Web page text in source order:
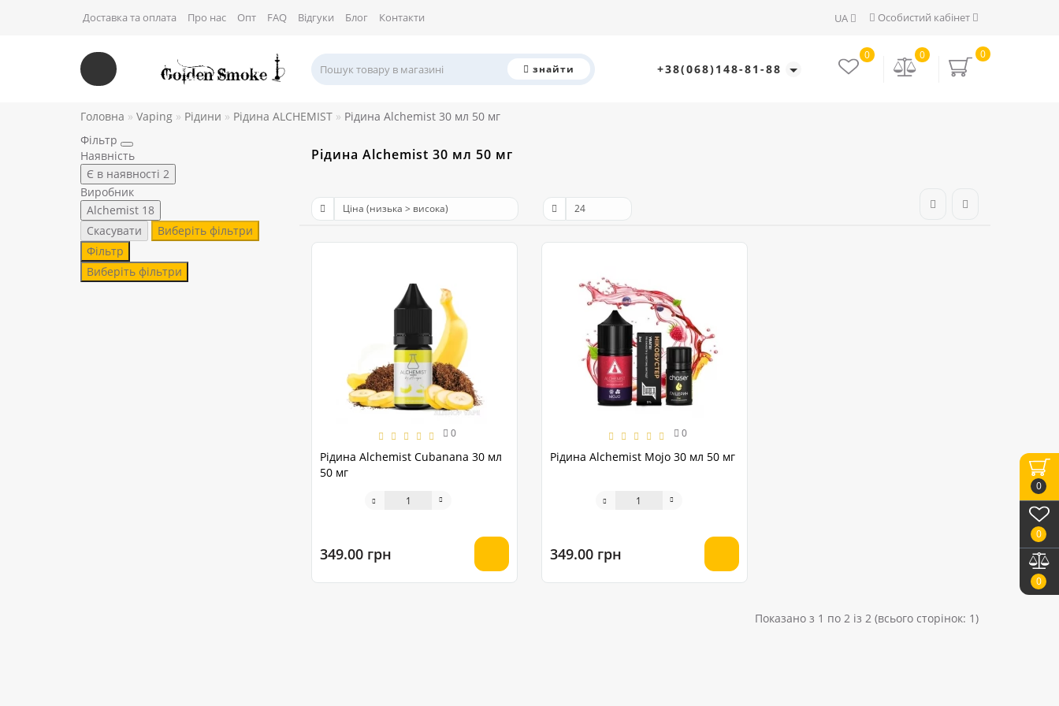
0
0
0
Особистий кабінет
UA
Доставка та оплата Про нас Опт FAQ Відгуки Блог Контакти
знайти +38(068)148-81-88
0
0
0
Головна Vaping Рідини Рідина ALCHEMIST
Рідина Alchemist 30 мл 50 мг
Фільтр
Наявність
Є в наявності 2
Виробник
Alchemist 18
Скасувати
Виберіть фільтри
Фільтр
Виберіть фільтри
Рідина Alchemist 30 мл 50 мг
0
Рідина Alchemist Cubanana 30 мл
50 мг
349.00 грн
0
Рідина Alchemist Mojo 30 мл 50 мг
349.00 грн
Показано з 1 по 2 із 2 (всього сторінок: 1)